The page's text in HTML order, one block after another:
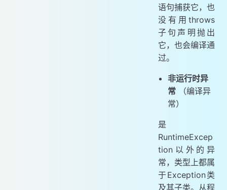
语句捕获它，也
没有用throws
子句声明抛出
它，也会编译通
过。
非运行时异
常 （编译异
常）
是
RuntimeExcep
tion以外的异
常，类型上都属
于Exception类
及其子类。从程